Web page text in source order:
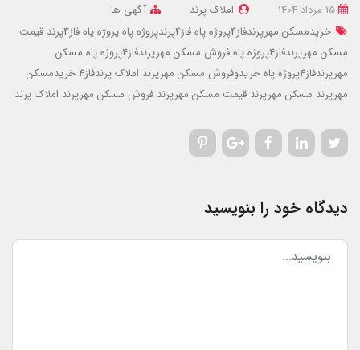
املاک پرند
آگهی ها
خریدمسکن مهرپرندفاز4پروژه پاه
فاز4پرندپروژه پاه پروژه پاه فاز4پرند
قیمت
مسکن مهرپرندفاز4پروژه پاه
فروش مسکن مهرپرندفاز4پروژه پاه
مسکن
مهرپرندفاز4پروژه پاه
خریدوفروش مسکن مهرپرند املاک پرندفاز4
خریدمسکن
مهرپرند مسکن مهرپرند قیمت مسکن مهرپرند فروش مسکن مهرپرند املاک پرند
دیدگاه خود را بنویسید